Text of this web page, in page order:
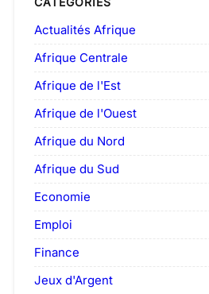
Actualités Afrique
Afrique Centrale
Afrique de l'Est
Afrique de l'Ouest
Afrique du Nord
Afrique du Sud
Economie
Emploi
Finance
Jeux d'Argent